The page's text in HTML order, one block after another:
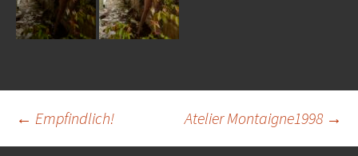
Navigation
← Empfindlich! Atelier Montaigne1998 →